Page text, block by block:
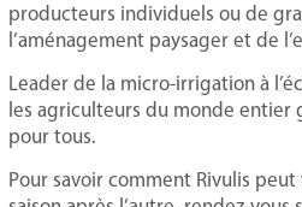
producteurs individuels ou de
l’aménagement paysager et de
Leader de la micro-irrigation à
les agriculteurs du monde
pour tous.
Pour savoir comment Rivulis peut